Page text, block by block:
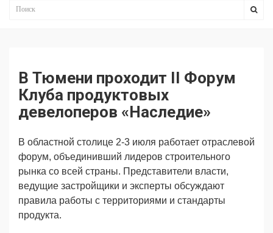
Новостройки
Продвижение Поздравляем
Ещё
В Тюмени проходит II Форум
Клуба продуктовых
девелоперов «Наследие»
В областной столице 2-3 июля работает отраслевой
форум, объединивший лидеров строительного
рынка со всей страны. Представители власти,
ведущие застройщики и эксперты обсуждают
правила работы с территориями и стандарты
продукта.